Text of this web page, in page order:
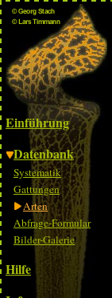
Einführung
Datenbank
Systematik
Gattungen
Arten
Abfrage-Formular
Bilder-Galerie
Hilfe